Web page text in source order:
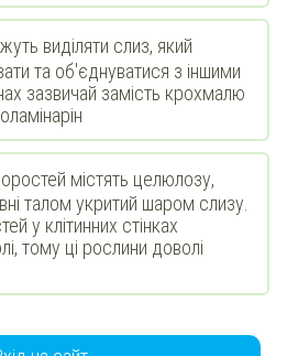
виділяти слиз, який
та об'єднуватися з іншими
зазвичай замість крохмалю
містять целюлозу,
талом укритий шаром слизу.
у клітинних стінках
тому ці рослини доволі